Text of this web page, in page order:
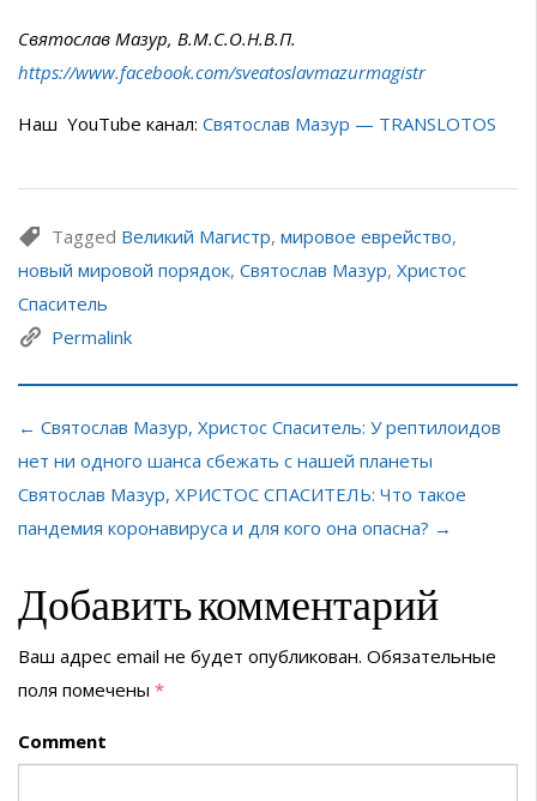
Святослав Мазур, В.М.С.О.Н.В.П.
https://www.facebook.com/sveatoslavmazurmagistr
Наш YouTube канал: Святослав Мазур — TRANSLOTOS
Tagged Великий Магистр, мировое еврейство,
новый мировой порядок, Святослав Мазур, Христос
Спаситель
Permalink
← Святослав Мазур, Христос Спаситель: У рептилоидов
нет ни одного шанса сбежать с нашей планеты
Святослав Мазур, ХРИСТОС СПАСИТЕЛЬ: Что такое
пандемия коронавируса и для кого она опасна? →
Добавить комментарий
Ваш адрес email не будет опубликован. Обязательные
поля помечены *
Comment